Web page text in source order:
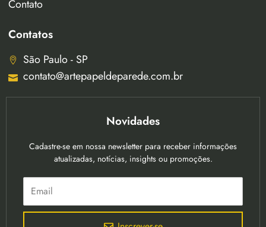
Contato
Contatos
São Paulo - SP
contato@artepapeldeparede.com.br
Novidades
Cadastre-se em nossa newsletter para receber informações
atualizadas, notícias, insights ou promoções.